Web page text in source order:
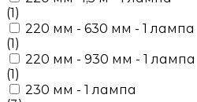
(1)
220 мм - 630 мм - 1 лампа
(1)
220 мм - 930 мм - 1 лампа
(1)
230 мм - 1 лампа